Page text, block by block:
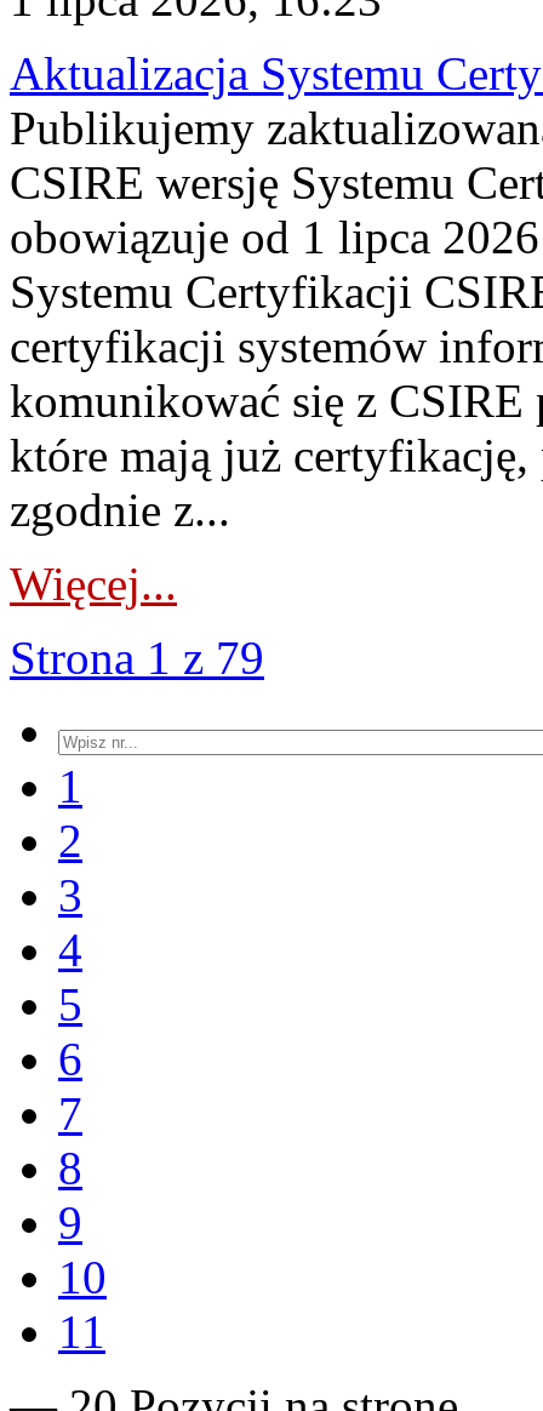
Aktualizacja Systemu
Publikujemy
CSIRE wersję Systemu
obowiązuje od 1 lipca
Systemu Certyfikacji
certyfikacji systemów
komunikować się z
które mają już
zgodnie z...
Więcej...
Strona 1 z 79
1
2
3
4
5
6
7
8
9
10
11